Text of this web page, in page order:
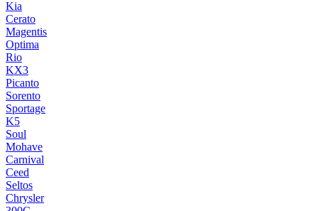
Kia
Cerato
Magentis
Optima
Rio
KX3
Picanto
Sorento
Sportage
K5
Soul
Mohave
Carnival
Ceed
Seltos
Chrysler